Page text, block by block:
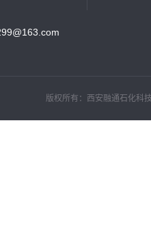
版权所有：西安融通石化科